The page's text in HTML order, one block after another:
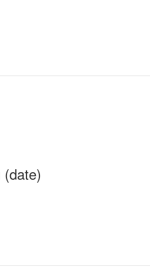
(date)